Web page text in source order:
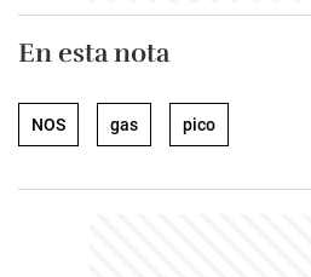
En esta nota
NOS gas pico